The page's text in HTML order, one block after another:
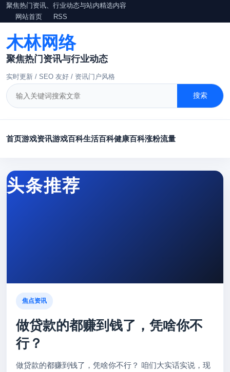
聚焦热门资讯、行业动态与站内精选内容
网站首页
RSS
木林网络
聚焦热门资讯与行业动态
实时更新 / SEO 友好 / 资讯门户风格
搜索
首页游戏资讯游戏百科生活百科健康百科涨粉流量
头条推荐
焦点资讯
做贷款的都赚到钱了，凭啥你不
行？
做贷款的都赚到钱了，凭啥你不行？ 咱们大实话实说，现